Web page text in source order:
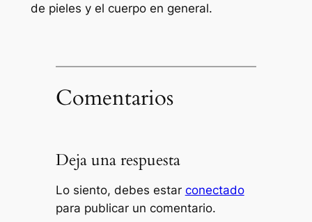
de pieles y el cuerpo en general.
Comentarios
Deja una respuesta
Lo siento, debes estar conectado
para publicar un comentario.